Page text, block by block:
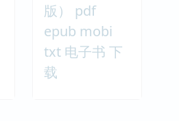
版） pdf
epub mobi
txt 电子书 下
载